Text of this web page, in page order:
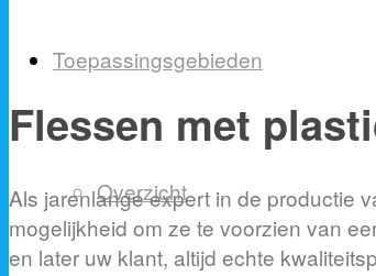
Toepassingsgebieden
Overzicht
Flessen met
Als jarenlange expert in de productie
mogelijkheid om ze te voorzien van
en later uw klant, altijd echte